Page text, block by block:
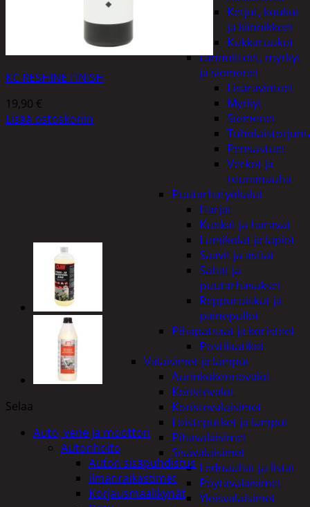
Ketjut, koukut
ja kiinnikkeet
Kukkaruukut
Lannoitteet, myrkyt
ja siemenet
Lisäravinteet
Myrkyt
Siemenet
Pensastuet
Verkot ja
reunanauha
Puutarhatyökalut
Harjat
Kuokat ja haravat
Lumikolat ja lapiot
Saavit ja astiat
Sahat ja
puutarhasakset
Reppuruiskut ja
painepullot
Pihapatsaat ja koristeet
Postilaatikot
Valaisimet ja lamput
Aurinkokennovalot
Koristevalot
Koristevalaisimet
Loisteputket ja lamput
Pihavalaisimet
Sisävalaisimet
Lednauhat ja listat
Pöytävalaisimet
Yleisvalaisimet
KC RESHINE FINISH
19,90 €
Lisää ostoskoriin
Selaa
Auto, vene ja moottori
Autonhoito
Auton sisäpuhdistus
ilmanraikastimet
Korjausmaalikynät